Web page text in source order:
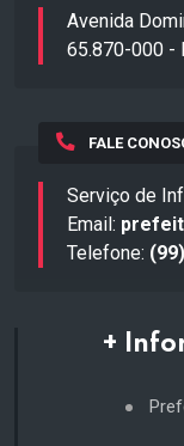
Avenida
65.870-000 -
FALE
Serviço de
Email:
Telefone:
+